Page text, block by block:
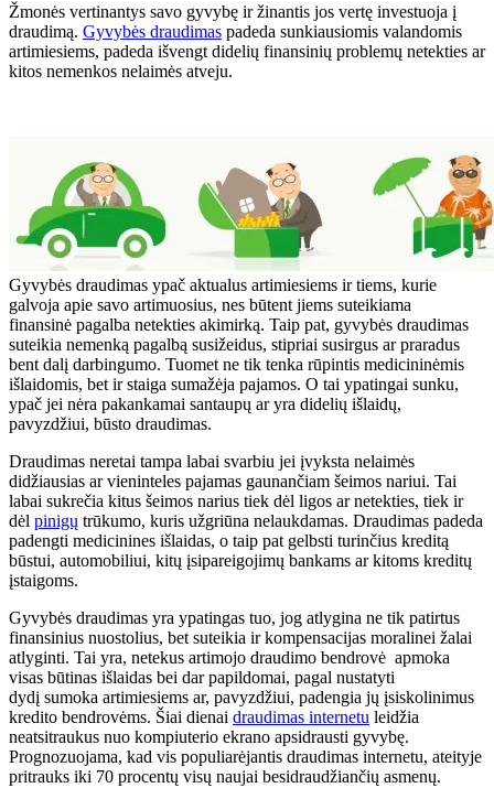
Žmonės vertinantys savo gyvybę ir žinantis jos vertę investuoja į
draudimą. Gyvybės draudimas padeda sunkiausiomis valandomis
artimiesiems, padeda išvengt didelių finansinių problemų netekties ar
kitos nemenkos nelaimės atveju.
Gyvybės draudimas ypač aktualus artimiesiems ir tiems, kurie
galvoja apie savo artimuosius, nes būtent jiems suteikiama
finansinė pagalba netekties akimirką. Taip pat, gyvybės draudimas
suteikia nemenką pagalbą susižeidus, stipriai susirgus ar praradus
bent dalį darbingumo. Tuomet ne tik tenka rūpintis medicininėmis
išlaidomis, bet ir staiga sumažėja pajamos. O tai ypatingai sunku,
ypač jei nėra pakankamai santaupų ar yra didelių išlaidų,
pavyzdžiui, būsto draudimas.
Draudimas neretai tampa labai svarbiu jei įvyksta nelaimės
didžiausias ar vieninteles pajamas gaunančiam šeimos nariui. Tai
labai sukrečia kitus šeimos narius tiek dėl ligos ar netekties, tiek ir
dėl pinigų trūkumo, kuris užgriūna nelaukdamas. Draudimas padeda
padengti medicinines išlaidas, o taip pat gelbsti turinčius kreditą
būstui, automobiliui, kitų įsipareigojimų bankams ar kitoms kreditų
įstaigoms.
Gyvybės draudimas yra ypatingas tuo, jog atlygina ne tik patirtus
finansinius nuostolius, bet suteikia ir kompensacijas moralinei žalai
atlyginti. Tai yra, netekus artimojo draudimo bendrovė apmoka
visas būtinas išlaidas bei dar papildomai, pagal nustatyti
dydį sumoka artimiesiems ar, pavyzdžiui, padengia jų įsiskolinimus
kredito bendrovėms. Šiai dienai draudimas internetu leidžia
neatsitraukus nuo kompiuterio ekrano apsidrausti gyvybę.
Prognozuojama, kad vis populiarėjantis draudimas internetu, ateityje
pritrauks iki 70 procentų visų naujai besidraudžiančių asmenų.